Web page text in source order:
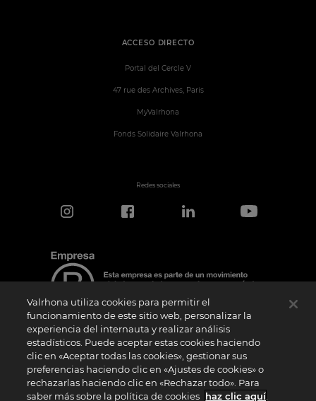
ACCESO DIRECTO
Portal del Cercle V
47 rue des Archives, Paris
MyValrhona
Fonds Solidaire Valrhona
Redes sociales
Aviso de certificación
El logotipo “Certified B Corporation” lo concede B Lab, una organización privada sin
ánimo de lucro, a empresas como la nuestra que han superado con éxito la
Evaluación de Impacto B (“BIA”) y cumplen los requisitos de B Lab en cuanto a
rendimiento social y medioambiental, responsabilidad y transparencia. B Lab no es
Valrhona utiliza cookies para permitir el
funcionamiento de este sitio web, personalizar la
experiencia del internauta y realizar análisis
estadísticos. Puede aceptar estas cookies haciendo
clic en «Aceptar todas las cookies», gestionar sus
preferencias haciendo clic en «Ajustes de cookies» o
rechazarlas haciendo clic en «Rechazar todo». Para
saber más sobre la política de cookies haz clic aquí